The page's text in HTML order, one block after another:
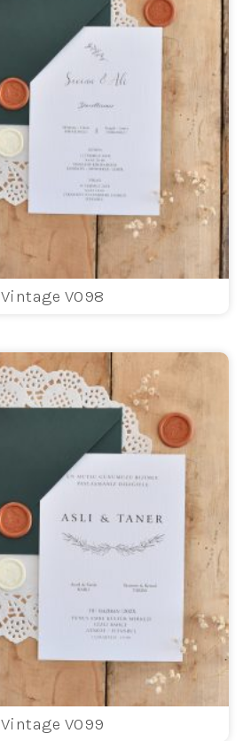
Vintage V098
Vintage V099